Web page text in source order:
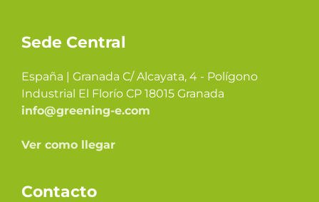
Sede Central
España | Granada C/ Alcayata, 4 - Polígono
Industrial El Florío CP 18015 Granada
info@greening-e.com
Ver como llegar
Contacto